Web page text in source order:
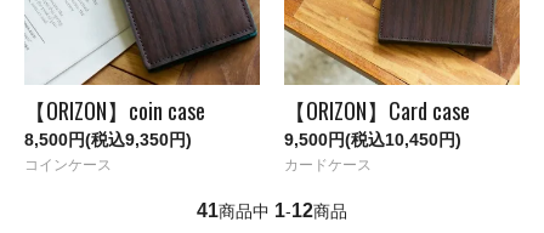
【ORIZON】coin case
8,500円(税込9,350円)
コインケース
【ORIZON】Card case
9,500円(税込10,450円)
カードケース
41商品中 1-12商品